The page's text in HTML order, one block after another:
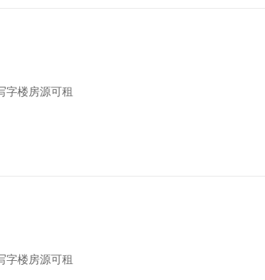
字楼房源可租
字楼房源可租